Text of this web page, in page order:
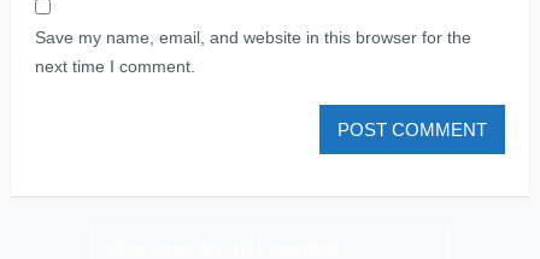
Save my name, email, and website in this browser for the
next time I comment.